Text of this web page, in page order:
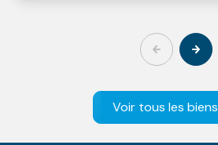
Voir tous les biens